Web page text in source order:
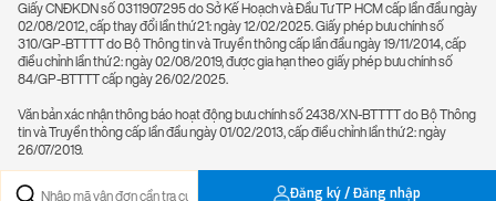
Giấy CNĐKDN số 0311907295 do Sở Kế Hoạch và Đầu Tư TP HCM cấp lần đầu ngày
02/08/2012, cấp thay đổi lần thứ 21: ngày 12/02/2025. Giấy phép bưu chính số
310/GP-BTTTT do Bộ Thông tin và Truyền thông cấp lần đầu ngày 19/11/2014, cấp
điều chỉnh lần thứ 2: ngày 02/08/2019, được gia hạn theo giấy phép bưu chính số
84/GP-BTTTT cấp ngày 26/02/2025.
Văn bản xác nhận thông báo hoạt động bưu chính số 2438/XN-BTTTT do Bộ Thông
tin và Truyền thông cấp lần đầu ngày 01/02/2013, cấp điều chỉnh lần thứ 2: ngày
26/07/2019.
Đăng ký / Đăng nhập